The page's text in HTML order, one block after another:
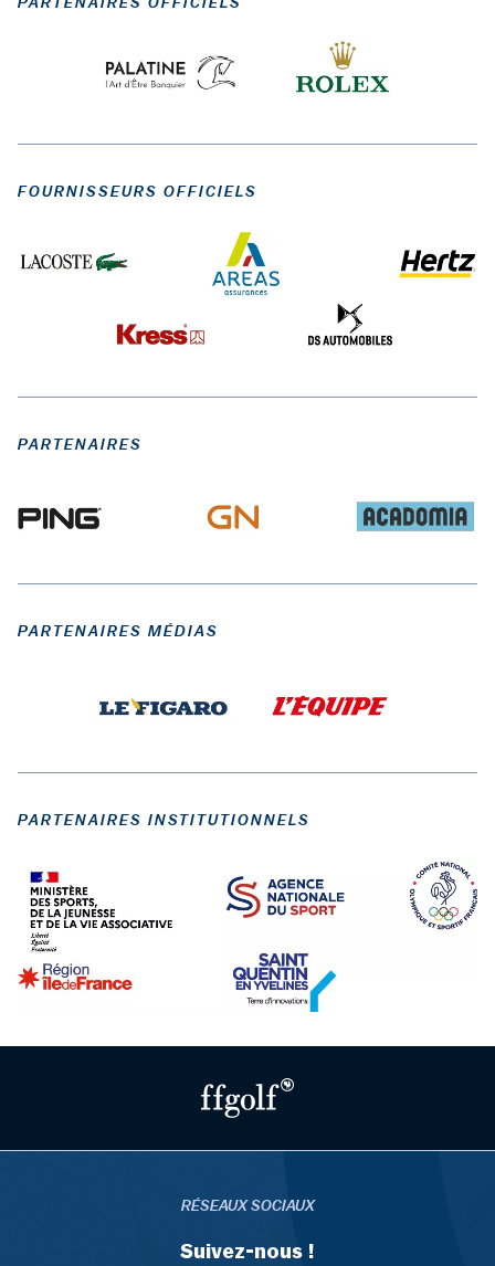
PARTENAIRES OFFICIELS
FOURNISSEURS OFFICIELS
PARTENAIRES
PARTENAIRES MÉDIAS
PARTENAIRES INSTITUTIONNELS
RÉSEAUX SOCIAUX
Suivez-nous !